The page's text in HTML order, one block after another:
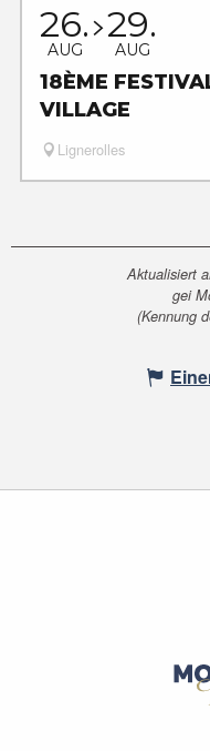
26.
AUG
29.
AUG
18ÈME
VILLAGE
Lignerolles
Aktualisiert
gei
(Kennung